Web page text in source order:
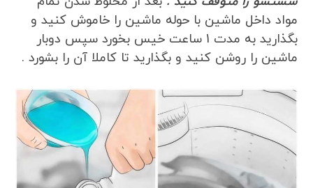
مواد داخل ماشین با حوله ماشین را خاموش کنید و
بگذارید به مدت 1 ساعت خیس بخورد سپس دوبار
ماشین را روشن کنید و بگذارید تا کاملا آن را بشورد .